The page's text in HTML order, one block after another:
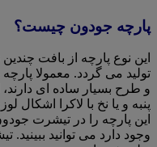
پارچه جودون چیست؟
این نوع پارچه از بافت
تولید می گردد. معمولا
و طرح بسیار ساده ای
پنبه و یا نخ با لاکرا
این پارچه را در تیشرت
وجود دارد می توانید